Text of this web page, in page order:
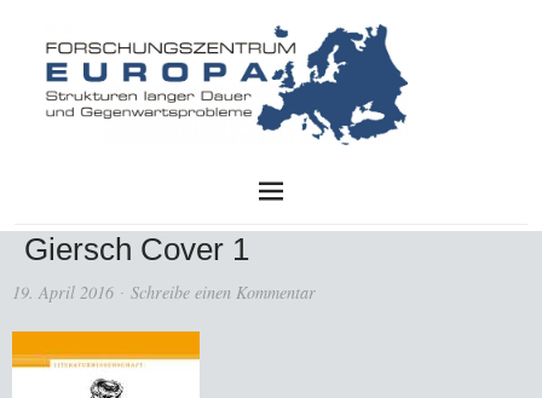
Giersch Cover 1
19. April 2016 Schreibe einen Kommentar